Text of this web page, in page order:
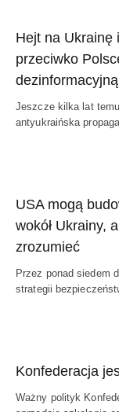
Hejt na Ukrainę
przeciwko
dezinformacyjną
Jeszcze kilka lat
antyukraińska
USA mogą
wokół Ukrainy,
zrozumieć
Przez ponad siedem
strategii
Konfederacja
Ważny polityk